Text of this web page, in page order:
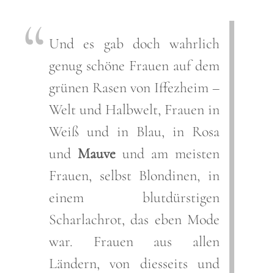
Und es gab doch wahrlich
genug schöne Frauen auf dem
grünen Rasen von Iffezheim –
Welt und Halbwelt, Frauen in
Weiß und in Blau, in Rosa
und Mauve und am meisten
Frauen, selbst Blondinen, in
einem blutdürstigen
Scharlachrot, das eben Mode
war. Frauen aus allen
Ländern, von diesseits und